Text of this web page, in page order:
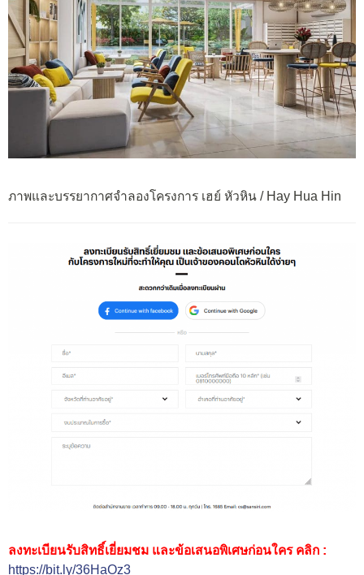
ภาพและบรรยากาศจำลองโครงการ เฮย์ หัวหิน / Hay Hua Hin
ลงทะเบียนรับสิทธิ์เยี่ยมชม และข้อเสนอพิเศษก่อนใคร คลิก :
https://bit.ly/36HaOz3